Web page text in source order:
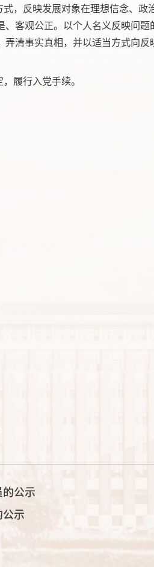
，反映发展对象在理想信念、
客观公正。以个人名义反映问
清事实真相，并以适当方式向反
履行入党手续。
公示
示